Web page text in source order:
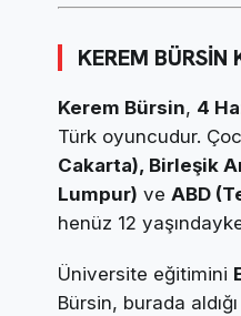
KEREM BÜRSİN
Kerem Bürsin, 4
Türk oyuncudur.
Cakarta), Birleşik
Lumpur) ve ABD
henüz 12
Üniversite eğitimini
Bürsin, burada